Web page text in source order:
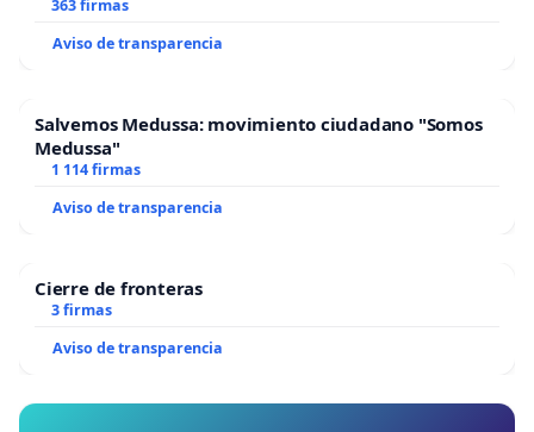
363 firmas
Aviso de transparencia
Salvemos Medussa: movimiento ciudadano "Somos
Medussa"
1 114 firmas
Aviso de transparencia
Cierre de fronteras
3 firmas
Aviso de transparencia